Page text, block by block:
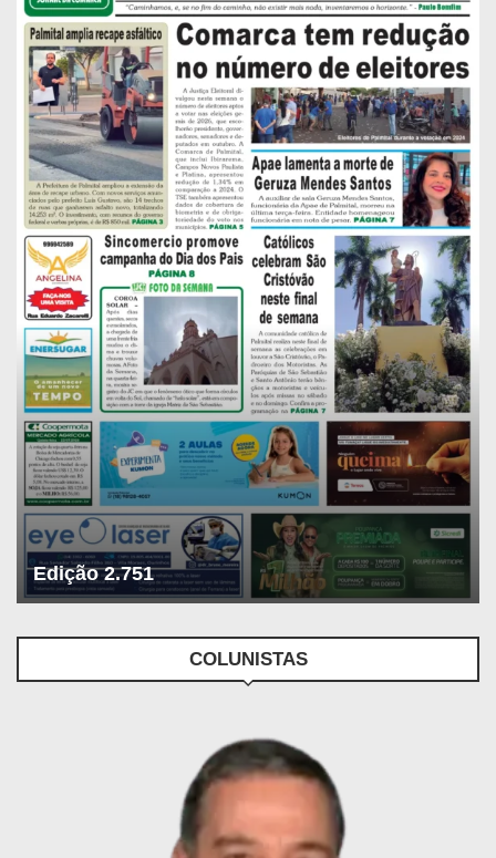
Edição 2.751
COLUNISTAS